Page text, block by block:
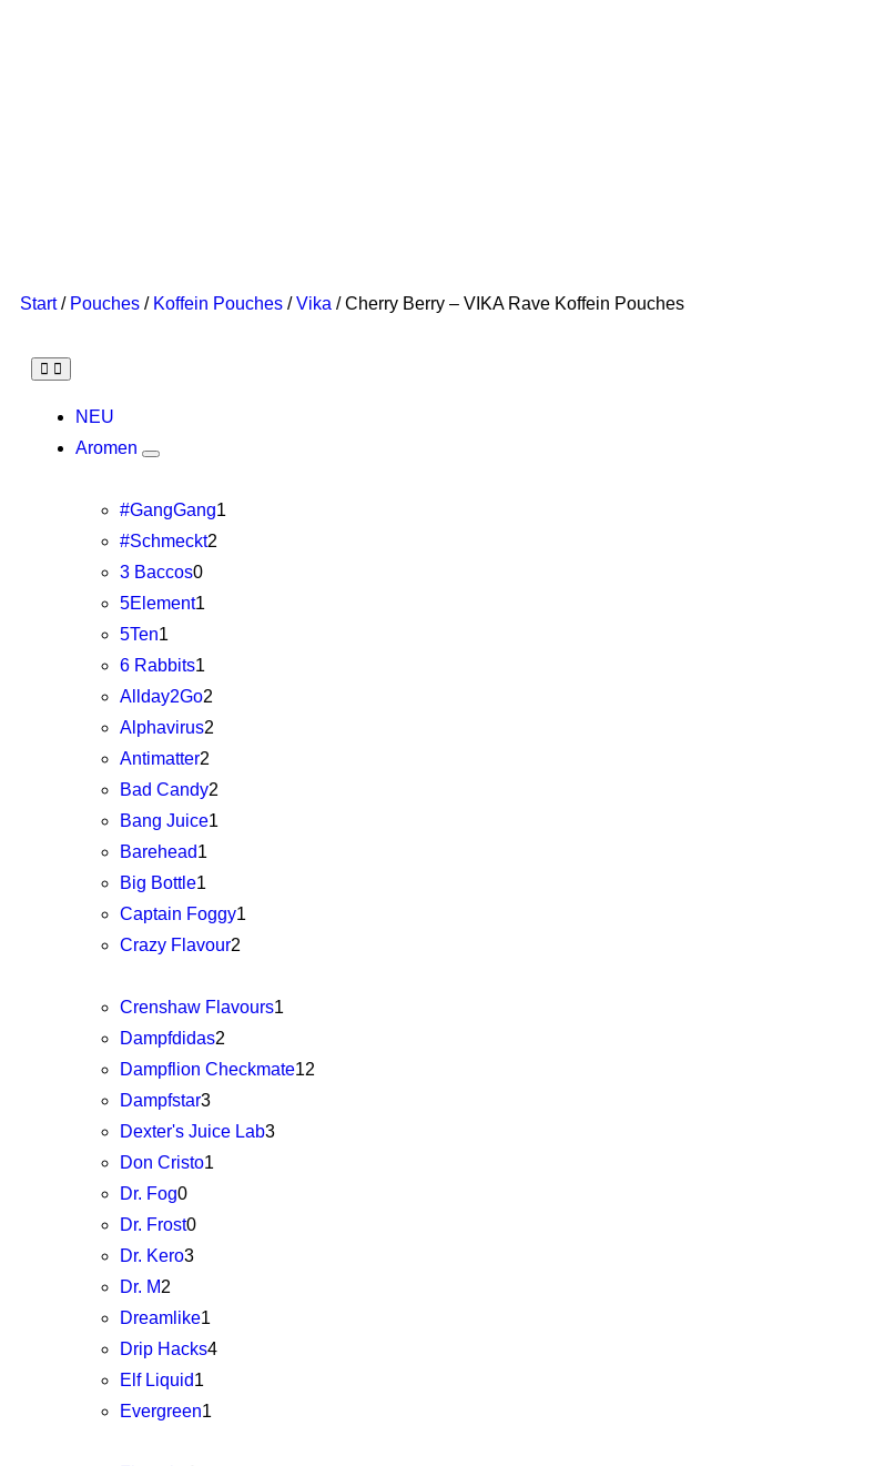
Start/ Pouches / Koffein Pouches /Vika / Cherry Berry – VIKA Rave Koffein Pouches
NEU
Aromen
#GangGang1
#Schmeckt2
3 Baccos0
5Element1
5Ten1
6 Rabbits1
Allday2Go2
Alphavirus2
Antimatter2
Bad Candy2
Bang Juice1
Barehead1
Big Bottle1
Captain Foggy1
Crazy Flavour2
Crenshaw Flavours1
Dampfdidas2
Dampflion Checkmate12
Dampfstar3
Dexter's Juice Lab3
Don Cristo1
Dr. Fog0
Dr. Frost0
Dr. Kero3
Dr. M2
Dreamlike1
Drip Hacks4
Elf Liquid1
Evergreen1